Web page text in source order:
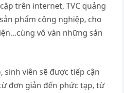
trên internet, TVC quảng
phẩm công nghiệp, cho
vô vàn những sản
viên sẽ được tiếp cận
đơn giản đến phức tạp, từ